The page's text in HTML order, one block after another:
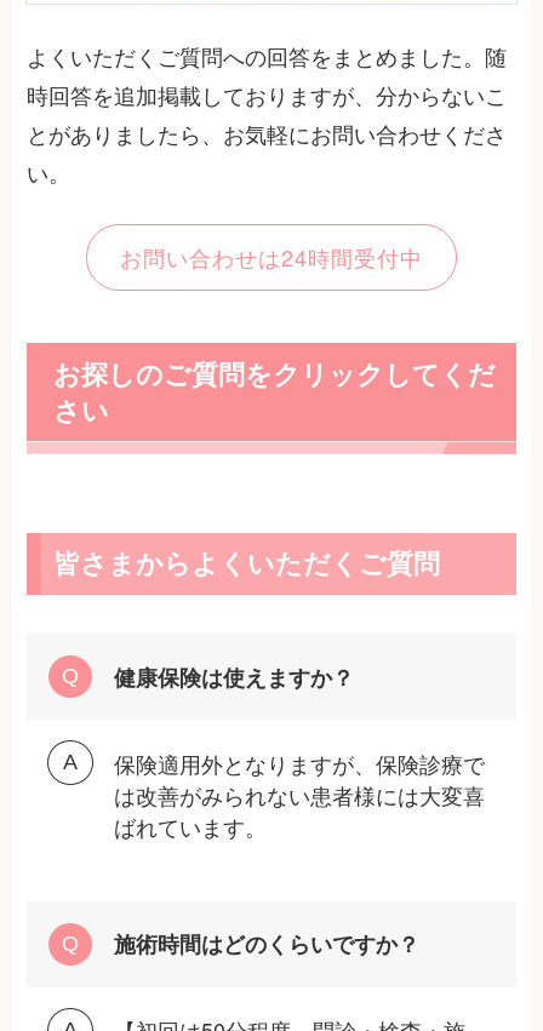
よくいただくご質問への回答をまとめました。随
時回答を追加掲載しておりますが、分からないこ
とがありましたら、お気軽にお問い合わせくださ
い。
お問い合わせは24時間受付中
お探しのご質問をクリックしてくだ
さい
皆さまからよくいただくご質問
健康保険は使えますか？
保険適用外となりますが、保険診療で
は改善がみられない患者様には大変喜
ばれています。
施術時間はどのくらいですか？